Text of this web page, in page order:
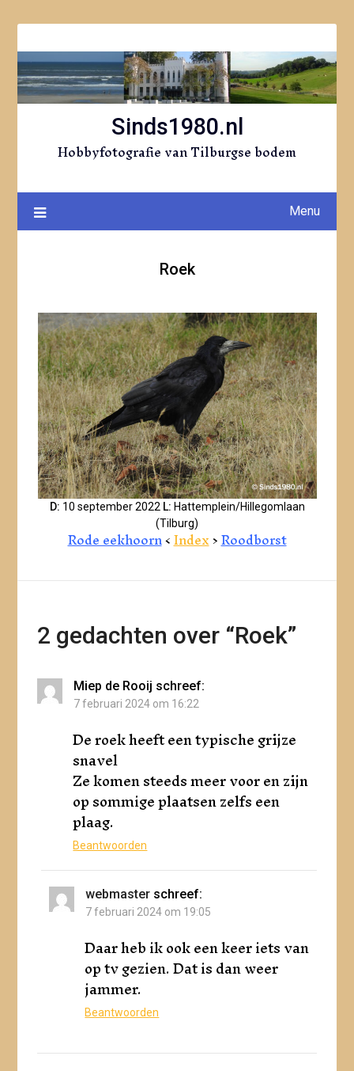
naar
inhoud
Sinds1980.nl
Hobbyfotografie van Tilburgse bodem
Menu
Roek
D: 10 september 2022 L: Hattemplein/Hillegomlaan
(Tilburg)
Rode eekhoorn<Index>Roodborst
2 gedachten over “Roek”
Miep de Rooij schreef:
7 februari 2024 om 16:22
De roek heeft een typische grijze
snavel
Ze komen steeds meer voor en zijn
op sommige plaatsen zelfs een
plaag.
Beantwoorden
webmaster schreef:
7 februari 2024 om 19:05
Daar heb ik ook een keer iets van
op tv gezien. Dat is dan weer
jammer.
Beantwoorden